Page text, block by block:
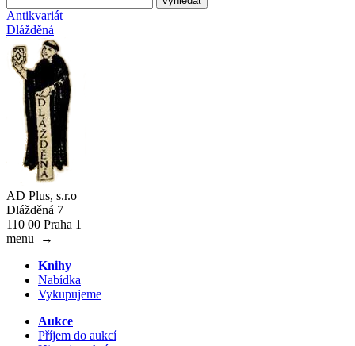
Antikvariát
Dlážděná
AD Plus, s.r.o
Dlážděná 7
110 00 Praha 1
menu
→
Knihy
Nabídka
Vykupujeme
Aukce
Příjem do aukcí